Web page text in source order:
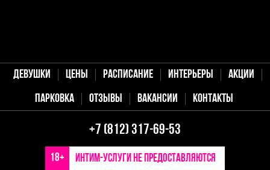
Девушки Цены Расписание Интерьеры
Акции
Парковка
Отзывы Вакансии Контакты
+7 (812) 317-69-53
18+ Интим-услуги не предоставляются